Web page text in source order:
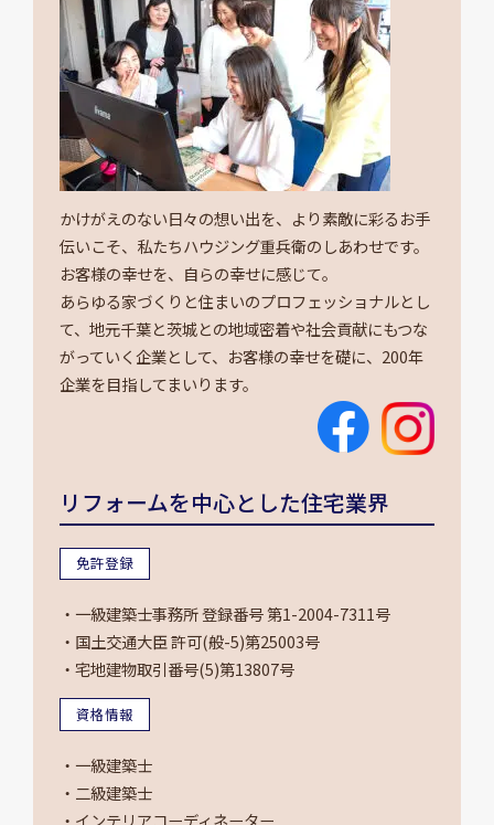
かけがえのない日々の想い出を、より素敵に彩るお手
伝いこそ、私たちハウジング重兵衛のしあわせです。
お客様の幸せを、自らの幸せに感じて。
あらゆる家づくりと住まいのプロフェッショナルとし
て、地元千葉と茨城との地域密着や社会貢献にもつな
がっていく企業として、お客様の幸せを礎に、200年
企業を目指してまいります。
リフォームを中心とした住宅業界
免許登録
・一級建築士事務所 登録番号 第1-2004-7311号
・国土交通大臣 許可(般-5)第25003号
・宅地建物取引番号(5)第13807号
資格情報
・一級建築士
・二級建築士
・インテリアコーディネーター